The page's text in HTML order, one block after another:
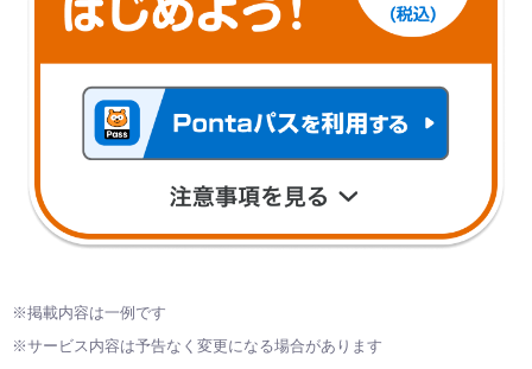
※掲載内容は一例です
※サービス内容は予告なく変更になる場合があります